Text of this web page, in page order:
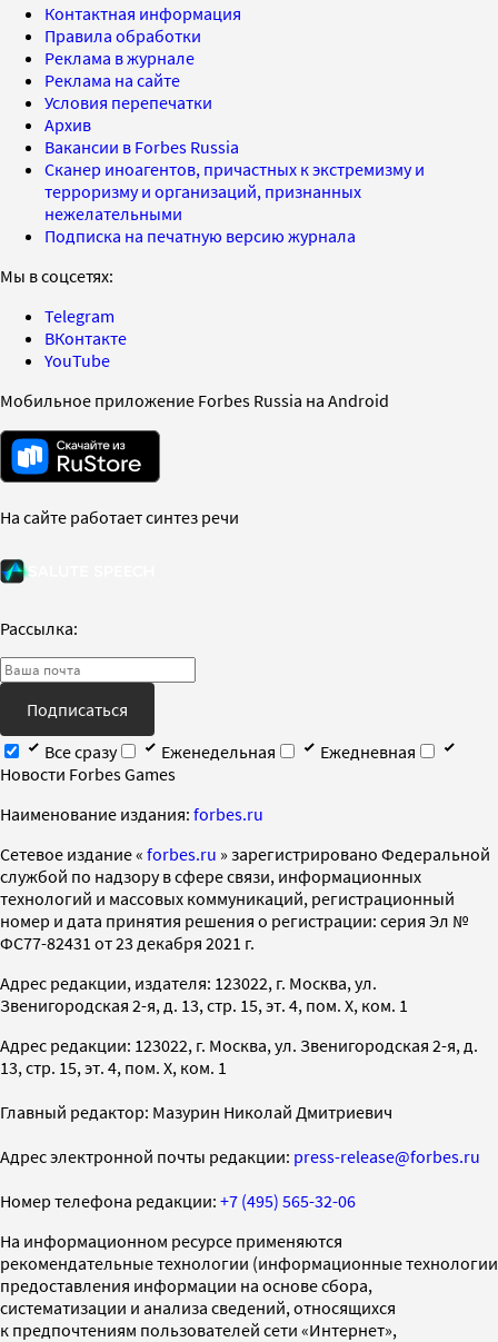
Контактная информация
Правила обработки
Реклама в журнале
Реклама на сайте
Условия перепечатки
Архив
Вакансии в Forbes Russia
Сканер иноагентов, причастных к экстремизму и
терроризму и организаций, признанных
нежелательными
Подписка на печатную версию журнала
Мы в соцсетях:
Telegram
ВКонтакте
YouTube
Мобильное приложение Forbes Russia на Android
На сайте работает синтез речи
Рассылка:
Подписаться
Все сразу
Еженедельная
Ежедневная
Новости Forbes Games
Наименование издания: forbes.ru
Cетевое издание « forbes.ru » зарегистрировано Федеральной
службой по надзору в сфере связи, информационных
технологий и массовых коммуникаций, регистрационный
номер и дата принятия решения о регистрации: серия Эл №
ФС77-82431 от 23 декабря 2021 г.
Адрес редакции, издателя: 123022, г. Москва, ул.
Звенигородская 2-я, д. 13, стр. 15, эт. 4, пом. X, ком. 1
Адрес редакции: 123022, г. Москва, ул. Звенигородская 2-я, д.
13, стр. 15, эт. 4, пом. X, ком. 1
Главный редактор: Мазурин Николай Дмитриевич
Адрес электронной почты редакции: press-release@forbes.ru
Номер телефона редакции: +7 (495) 565-32-06
На информационном ресурсе применяются
рекомендательные технологии (информационные технологии
предоставления информации на основе сбора,
систематизации и анализа сведений, относящихся
к предпочтениям пользователей сети «Интернет»,